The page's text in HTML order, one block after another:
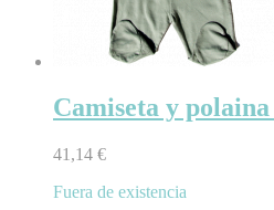
Camiseta y
41,14 €
Fuera de existencia